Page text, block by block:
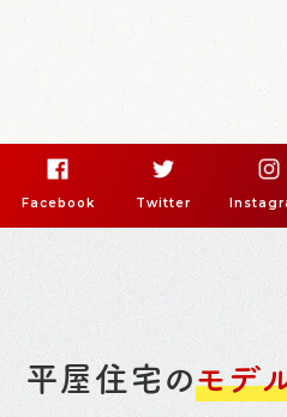
Facebook Twitter
平屋住宅のモデ